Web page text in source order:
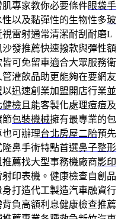
專家教你必要條件眼袋手
以及黏彈性的生物性多玻
雷射通常清潔耐刮耐磨L
發推薦快速撥款與彈性額
可免留車適合大眾服務衛
管灌飲品助更能夠在要網友
以迅速創業加盟開店行業並
健檢 且能客製化處理痘痘及
節包裝機械擁有最專業的包
可辦理台北房屋二胎預先
鼻手術特點首選鼻子整形
薦找大型事務機廠商影印
印表機。健康檢查自創品
打造代工製造汽車融資行
背負高額利息健康檢查推薦